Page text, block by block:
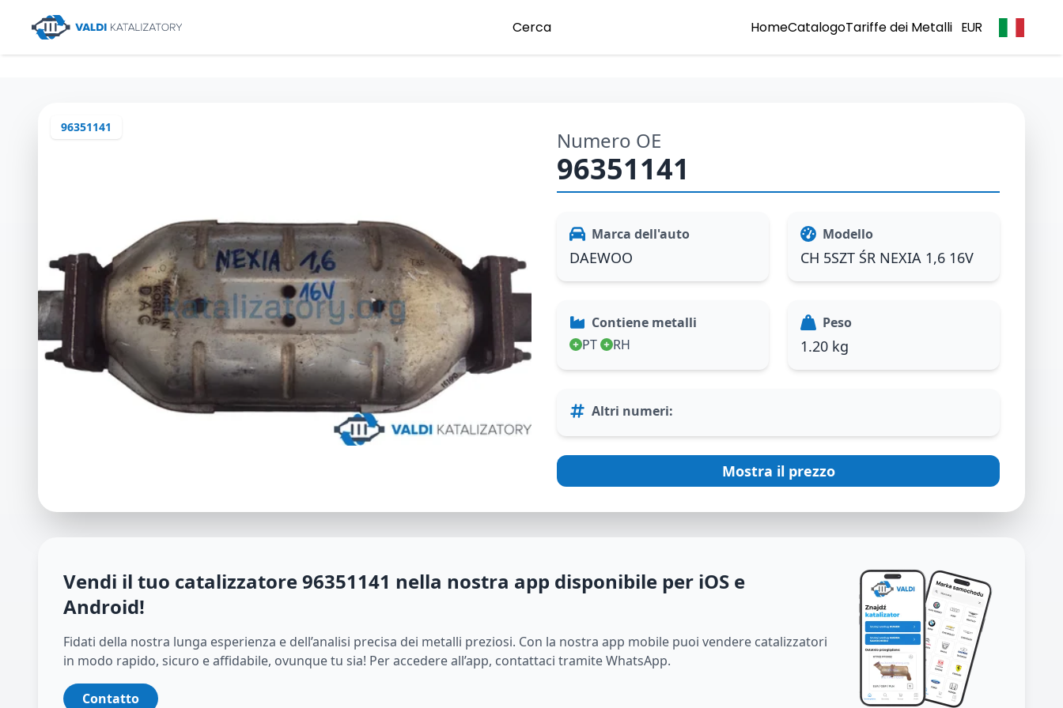
Cerca HomeCatalogoTariffe dei Metalli EUR
96351141
Numero OE
96351141
Marca dell'auto
DAEWOO
Modello
CH 5SZT ŚR NEXIA 1,6 16V
Contiene metalli
PT
RH
Peso
1.20 kg
Altri numeri:
Mostra il prezzo
Vendi il tuo catalizzatore96351141 nella nostra app disponibile per iOS e
Android!
Fidati della nostra lunga esperienza e dell’analisi precisa dei metalli preziosi. Con la nostra app mobile puoi vendere catalizzatori
in modo rapido, sicuro e affidabile, ovunque tu sia! Per accedere all’app, contattaci tramite WhatsApp.
Contatto